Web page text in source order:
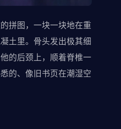
拼图，一块一块地在重
土里。骨头发出极其细
的后颈上，顺着脊椎一
的、像旧书页在潮湿空